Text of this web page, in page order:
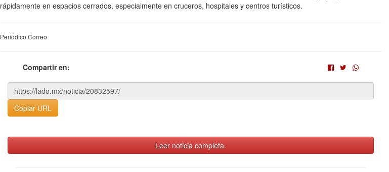
rápidamente en espacios cerrados, especialmente en cruceros, hospitales y centros turísticos.
Periódico Correo
Compartir en:
Copiar URL
Leer noticia completa.